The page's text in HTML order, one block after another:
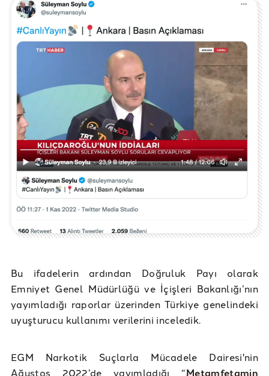
Bu ifadelerin ardından Doğruluk Payı olarak
Emniyet Genel Müdürlüğü ve İçişleri Bakanlığı’nın
yayımladığı raporlar üzerinden Türkiye genelindeki
uyuşturucu kullanımı verilerini inceledik.
EGM Narkotik Suçlarla Mücadele Dairesi'nin
Ağustos 2022’de yayımladığı “Metamfetamin